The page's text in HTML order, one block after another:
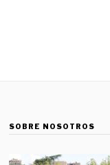
SOBRE NOSOTROS